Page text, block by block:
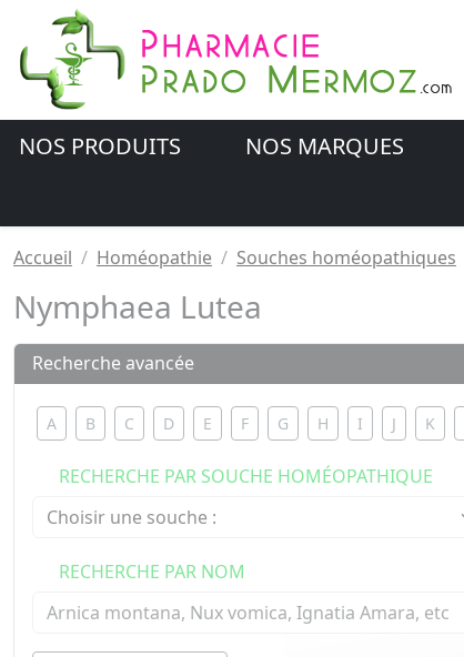
NOS PRODUITS NOS MARQUES
Accueil Homéopathie Souches homéopathiques
Nymphaea Lutea
Recherche avancée
A B C D E F G H I J K
RECHERCHE PAR SOUCHE HOMÉOPATHIQUE
RECHERCHE PAR NOM